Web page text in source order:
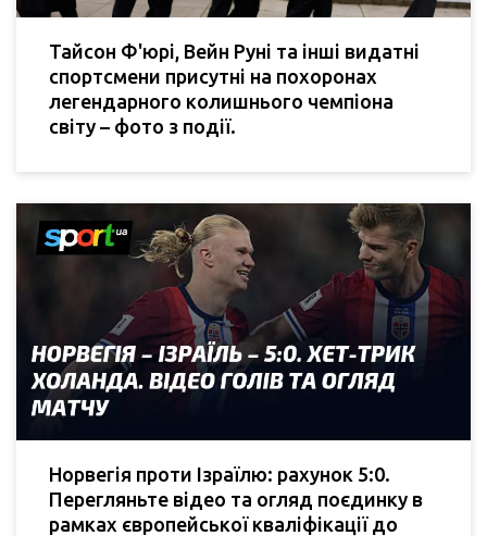
Тайсон Ф'юрі, Вейн Руні та інші видатні
спортсмени присутні на похоронах
легендарного колишнього чемпіона
світу – фото з події.
Норвегія проти Ізраїлю: рахунок 5:0.
Перегляньте відео та огляд поєдинку в
рамках європейської кваліфікації до